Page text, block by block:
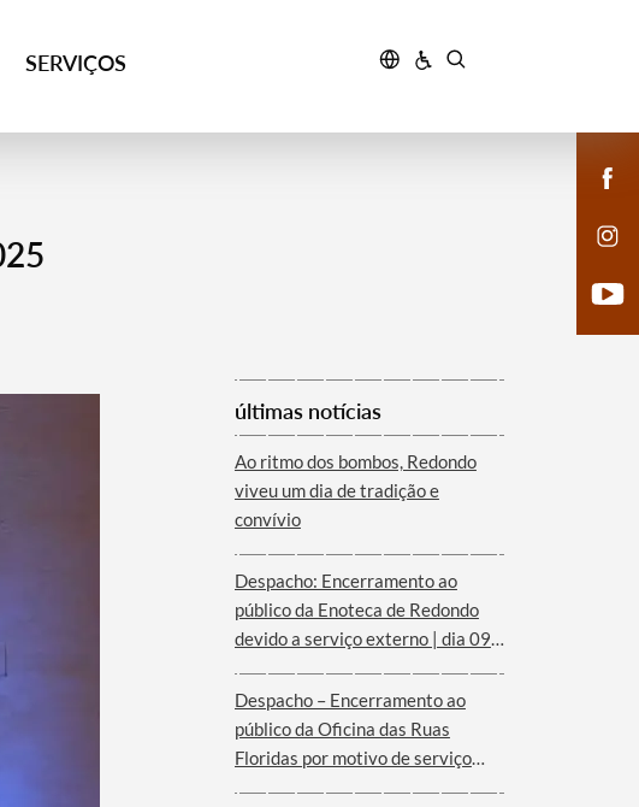
SERVIÇOS
últimas notícias
Ao ritmo dos bombos, Redondo
viveu um dia de tradição e
convívio
Despacho: Encerramento ao
público da Enoteca de Redondo
devido a serviço externo | dia 09
Despacho – Encerramento ao
público da Oficina das Ruas
Floridas por motivo de serviço